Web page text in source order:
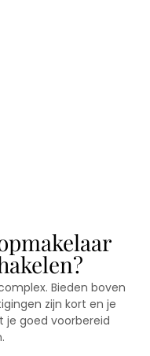
Bieden boven
zijn kort en je
je goed voorbereid